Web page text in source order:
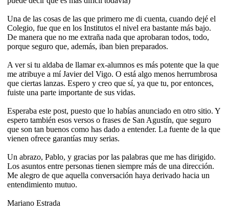
Una de las cosas de las que primero me di cuenta, cuando dejé el
Colegio, fue que en los Institutos el nivel era bastante más bajo.
De manera que no me extraña nada que aprobaran todos, todo,
porque seguro que, además, iban bien preparados.
A ver si tu aldaba de llamar ex-alumnos es más potente que la que
me atribuye a mí Javier del Vigo. O está algo menos herrumbrosa
que ciertas lanzas. Espero y creo que sí, ya que tu, por entonces,
fuiste una parte importante de sus vidas.
Esperaba este post, puesto que lo habías anunciado en otro sitio. Y
espero también esos versos o frases de San Agustín, que seguro
que son tan buenos como has dado a entender. La fuente de la que
vienen ofrece garantías muy serias.
Un abrazo, Pablo, y gracias por las palabras que me has dirigido.
Los asuntos entre personas tienen siempre más de una dirección.
Me alegro de que aquella conversación haya derivado hacia un
entendimiento mutuo.
Mariano Estrada